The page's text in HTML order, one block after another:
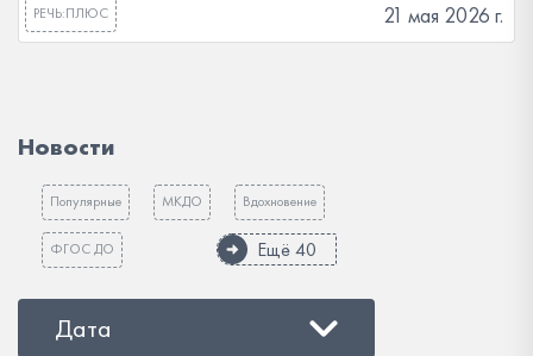
РЕЧЬ:ПЛЮС 21 мая 2026 г.
Новости
Популярные МКДО Вдохновение
ФГОС ДО Ещё 40
Дата